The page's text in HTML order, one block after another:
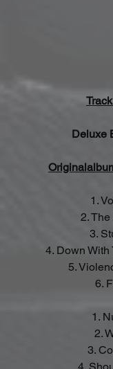
Deluxe
1.
2.
3.
4. Down
5.
6.
1.
2.
3.